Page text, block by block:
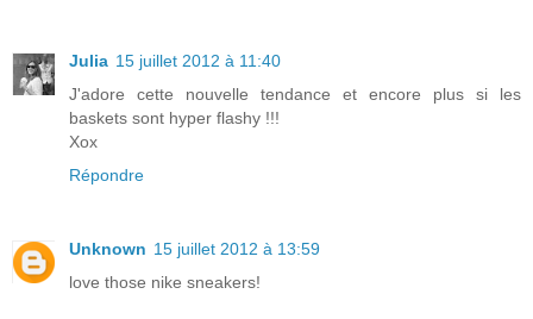
Julia 15 juillet 2012 à 11:40
J'adore cette nouvelle tendance et encore plus si les
baskets sont hyper flashy !!!
Xox
Répondre
Unknown 15 juillet 2012 à 13:59
love those nike sneakers!